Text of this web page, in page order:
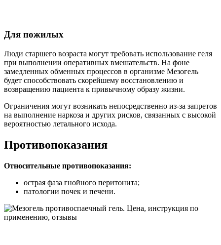
Для пожилых
Люди старшего возраста могут требовать использование геля
при выполнении оперативных вмешательств. На фоне
замедленных обменных процессов в организме Мезогель
будет способствовать скорейшему восстановлению и
возвращению пациента к привычному образу жизни.
Ограничения могут возникать непосредственно из-за запретов
на выполнение наркоза и других рисков, связанных с высокой
вероятностью летального исхода.
Противопоказания
Относительные противопоказания:
острая фаза гнойного перитонита;
патологии почек и печени.